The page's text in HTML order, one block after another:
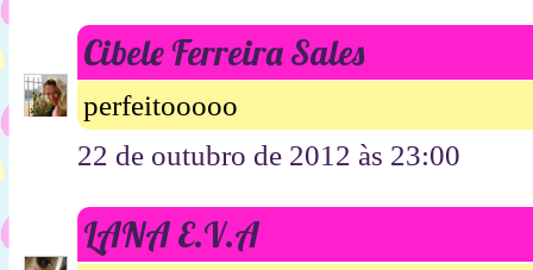
Cibele Ferreira Sales
perfeitooooo
22 de outubro de 2012 às 23:00
LANA E.V.A